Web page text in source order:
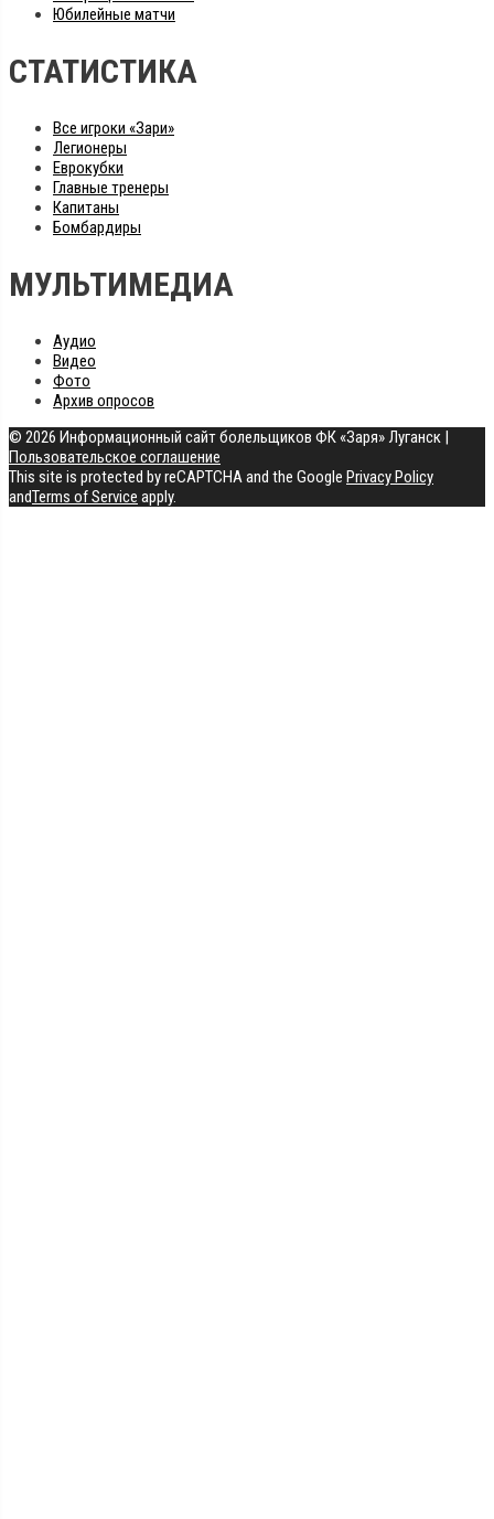
Юбилейные матчи
СТАТИСТИКА
Все игроки «Зари»
Легионеры
Еврокубки
Главные тренеры
Капитаны
Бомбардиры
МУЛЬТИМЕДИА
Аудио
Видео
Фото
Архив опросов
© 2026 Информационный сайт болельщиков ФК «Заря» Луганск |
Пользовательское соглашение
This site is protected by reCAPTCHA and the Google Privacy Policy
andTerms of Service apply.